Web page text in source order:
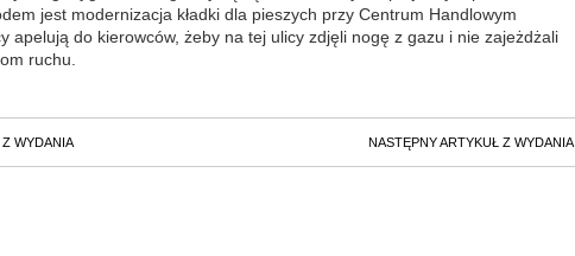
jest modernizacja kładki dla pieszych przy Centrum Handlowym
apelują do kierowców, żeby na tej ulicy zdjęli nogę z gazu i nie zajeżdżali
ruchu.
WYDANIA NASTĘPNY ARTYKUŁ Z WYDANIA